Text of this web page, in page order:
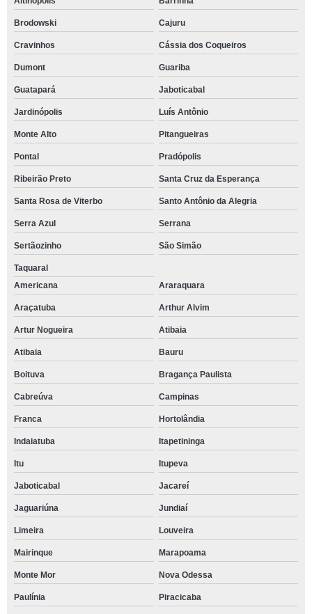
Brodowski Cajuru
Cravinhos Cássia dos Coqueiros
Dumont Guariba
Guatapará Jaboticabal
Jardinópolis Luís Antônio
Monte Alto Pitangueiras
Pontal Pradópolis
Ribeirão Preto Santa Cruz da Esperança
Santa Rosa de Viterbo Santo Antônio da Alegria
Serra Azul Serrana
Sertãozinho São Simão
Taquaral
Americana
Araraquara
Araçatuba Arthur Alvim
Artur Nogueira Atibaia
Atibaia Bauru
Boituva Bragança Paulista
Cabreúva Campinas
Franca Hortolândia
Indaiatuba Itapetininga
Itu Itupeva
Jaboticabal Jacareí
Jaguariúna Jundiaí
Limeira Louveira
Mairinque Marapoama
Monte Mor Nova Odessa
Paulínia Piracicaba